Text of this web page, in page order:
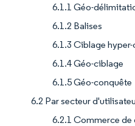
6.1.1 Géo-
6.1.2 Balises
6.1.3 Ciblage
6.1.4 Géo-ciblage
6.1.5 Géo-conquête
6.2 Par secteur
6.2.1 Commerce de